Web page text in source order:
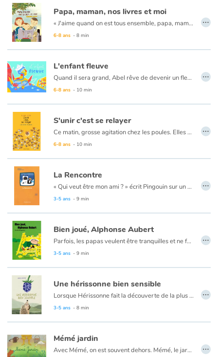
Les plus lus
Coups de coeur
Papa, maman, nos livres et moi
« J'aime quand on est tous ensemble, papa, maman, nos livres et moi. Papa lit. Maman lit. Et moi, je lis aussi ! Autour de moi, tout le monde lit. Cinq ou six pages, et mamie flotte sur un nuage. À l'abri sous l'auvent, Papi plonge dans un roman... »
6-8 ans - 8 min
…
L'enfant fleuve
Quand il sera grand, Abel rêve de devenir un fleuve. Et même si les autres enfants trouvent ce rêve insensé, il persévère dans son optimisme : S’il était un fleuve, il n’aurait peut-être plus de jambes, mais pourtant il galoperait plus vite que jamais et traverserait des continents entiers... L’enfant fleuve est une fable sur le pouvoir de l’imagination qui s’offre le luxe de nous sensibiliser à l’écologie.
6-8 ans - 10 min
…
S'unir c'est se relayer
Ce matin, grosse agitation chez les poules. Elles en ont assez de passer toute la journée à couver. Et les coqs n’ont pas l’intention de les laisser changer leurs habitudes !
6-8 ans - 10 min
…
La Rencontre
« Qui veut être mon ami ? » écrit Pingouin sur un petit morceau de papier qu’il accroche soigneusement sur le dos d’un poisson. Seul sur sa banquise et ayant envie de vivre d’autres aventures, il attend patiemment la réponse... quand le poisson revient avec Chat, celui qui a trouvé le mot. Une véritable amitié naît alors entre Pingouin et Chat. Mais, est-ce que les deux nouveaux amis sont faits pour vivre ensemble ?
3-5 ans - 9 min
…
Bien joué, Alphonse Aubert
Parfois, les papas veulent être tranquilles et ne font pas vraiment attention à ce que font les enfants... « Je peux emprunter ta caisse à outils ? » demande Alphonse. « Mmm, dit Papa, mais fais attention à la scie. »
3-5 ans - 9 min
…
Une hérissonne bien sensible
Lorsque Hérissonne fait la découverte de la plus belle et la plus juteuse des mûres, tout le monde semble savoir mieux qu’elle ce qu’il faut en faire… Et on peut faire bien des choses avec une mûre pareille. Hérissonne se laissera-t-elle influencer ou saura-t-elle suivre son instinct ?
3-5 ans - 8 min
…
Mémé jardin
Avec Mémé, on est souvent dehors. Mémé, le jardin, c’est sa passion. Au fil des saisons, elle nous fait découvrir les astuces du potager et les animaux qui y cohabitent. …